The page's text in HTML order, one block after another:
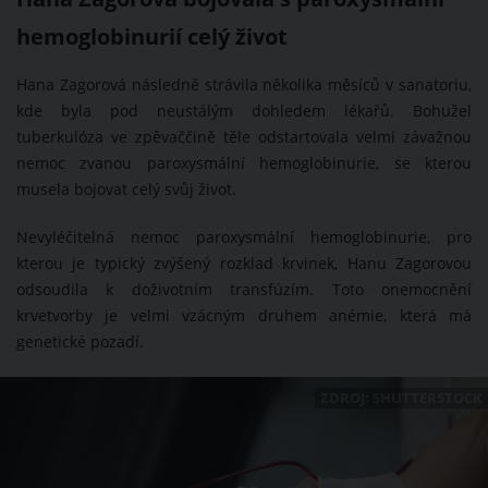
hemoglobinurií celý život
Hana Zagorová následně strávila několika měsíců v sanatoriu,
kde byla pod neustálým dohledem lékařů. Bohužel
tuberkulóza ve zpěvaččině těle odstartovala velmi závažnou
nemoc zvanou paroxysmální hemoglobinurie, se kterou
musela bojovat celý svůj život.
Nevyléčitelná nemoc paroxysmální hemoglobinurie, pro
kterou je typický zvýšený rozklad krvinek, Hanu Zagorovou
odsoudila k doživotním transfúzím. Toto onemocnění
krvetvorby je velmi vzácným druhem anémie, která má
genetické pozadí.